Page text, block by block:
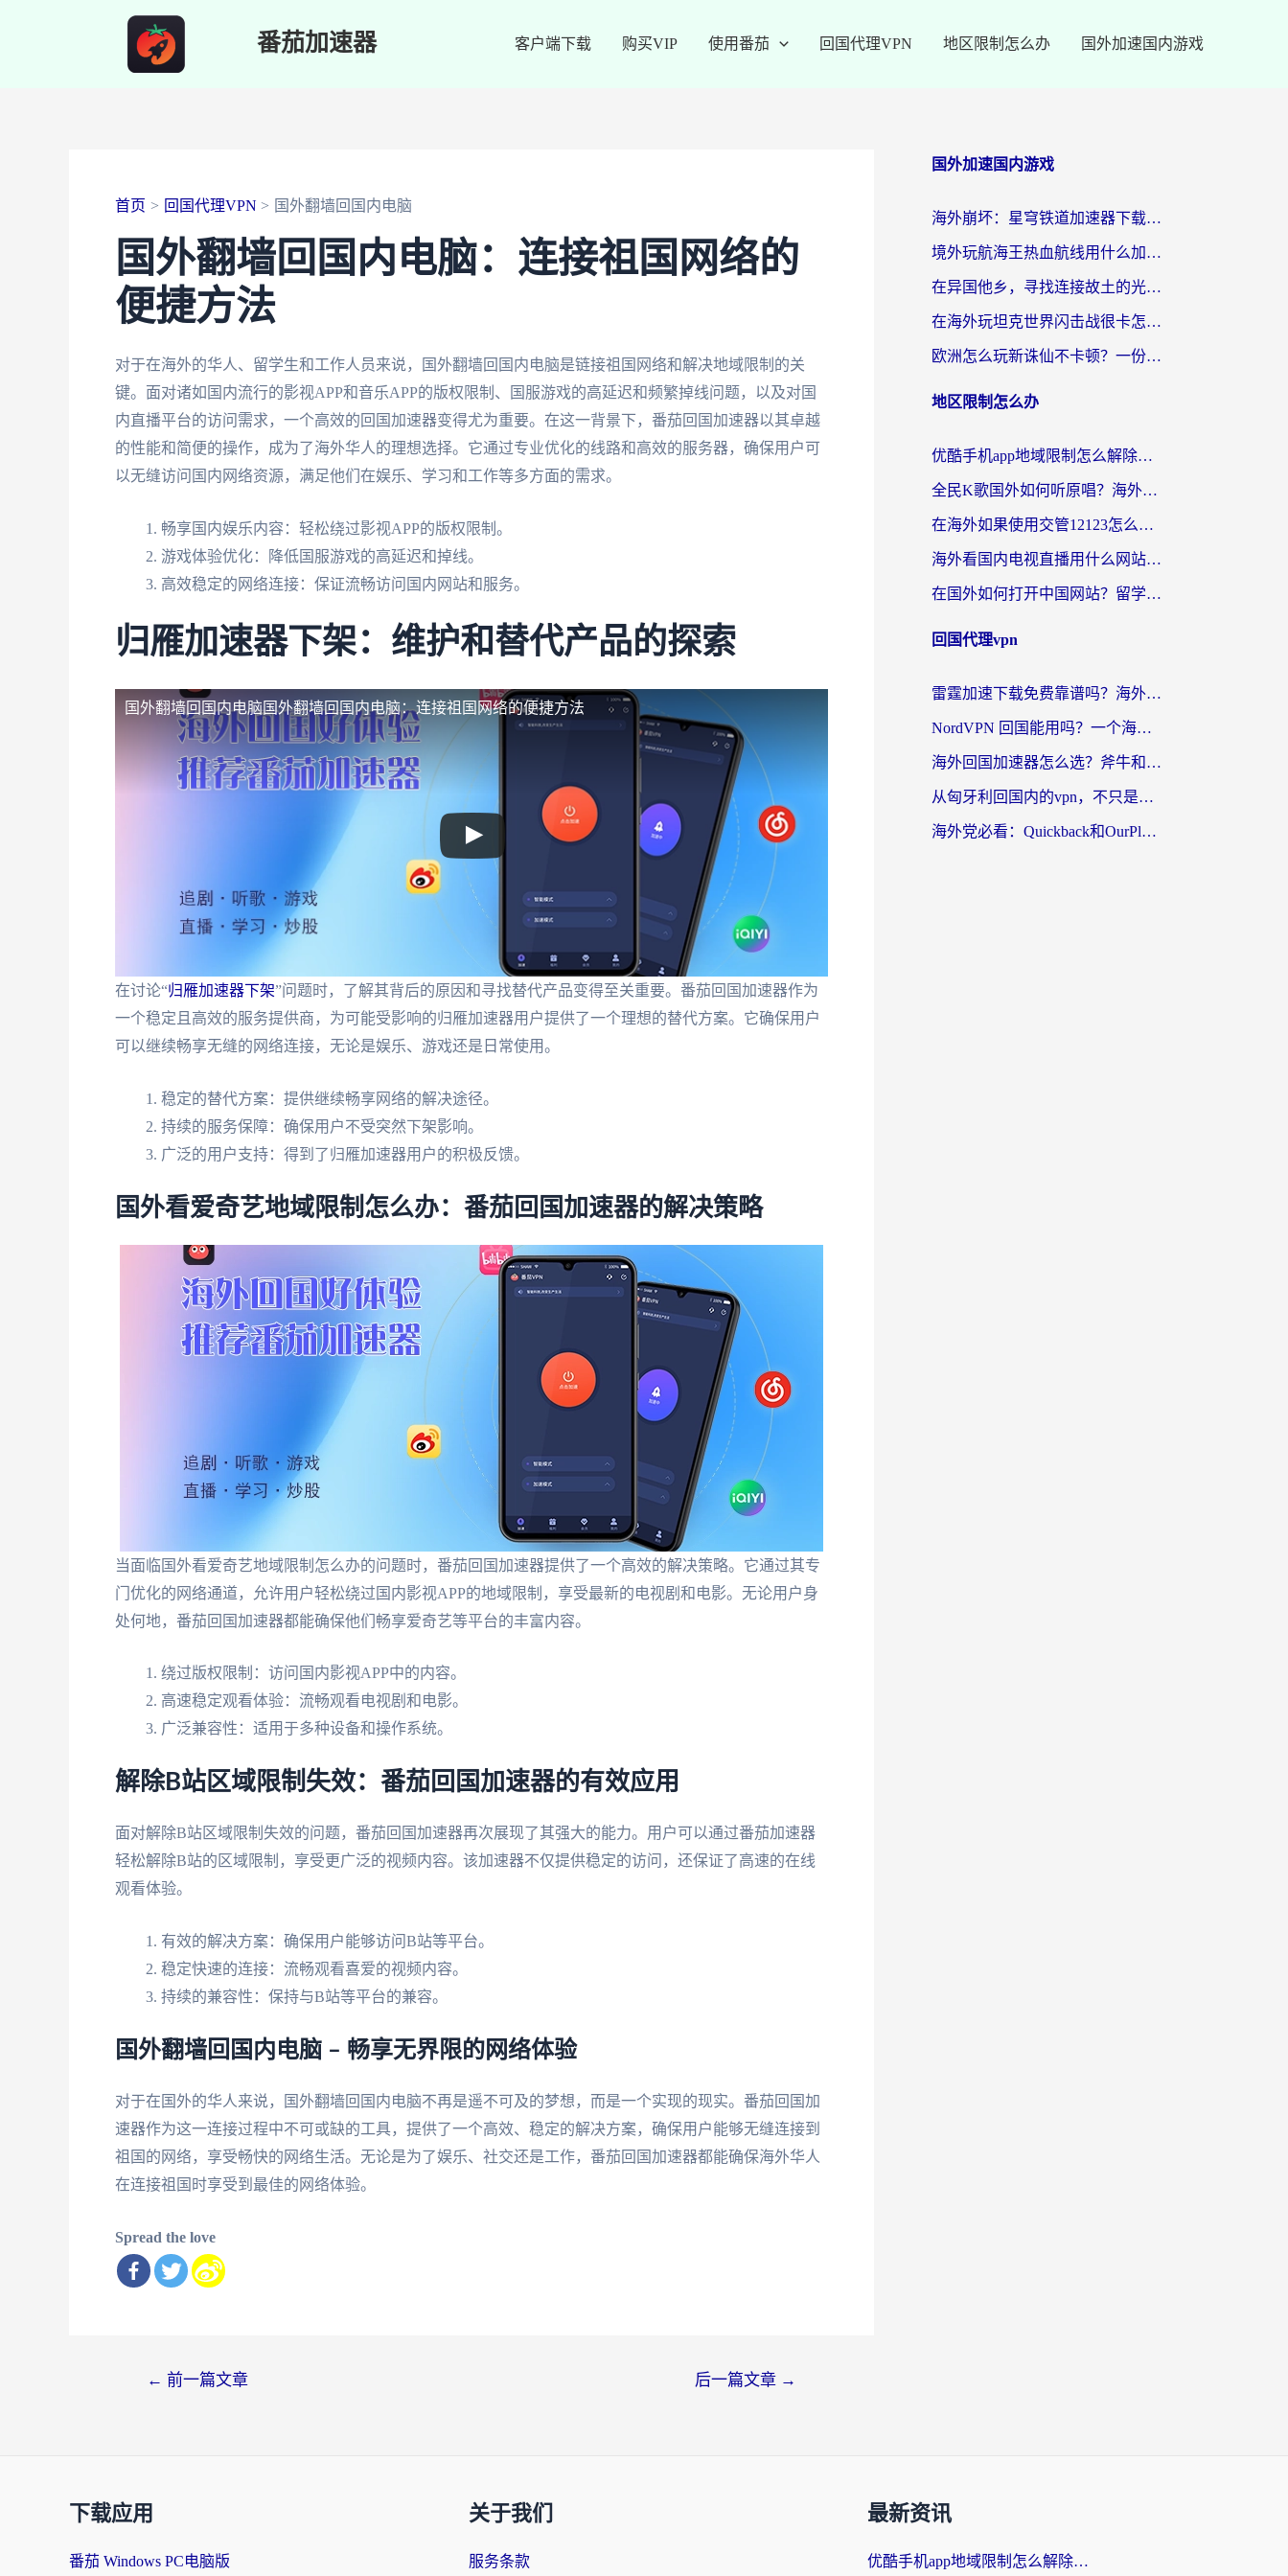
番茄加速器 客户端下载 购买VIP 使用番茄 回国代理VPN 地区限制怎么办 国外加速国内游戏
首页 回国代理VPN 国外翻墙回国内电脑
国外翻墙回国内电脑：连接祖国网络的
便捷方法
对于在海外的华人、留学生和工作人员来说，国外翻墙回国内电脑是链接祖国网络和解决地域限制的关
键。面对诸如国内流行的影视APP和音乐APP的版权限制、国服游戏的高延迟和频繁掉线问题，以及对国
内直播平台的访问需求，一个高效的回国加速器变得尤为重要。在这一背景下，番茄回国加速器以其卓越
的性能和简便的操作，成为了海外华人的理想选择。它通过专业优化的线路和高效的服务器，确保用户可
以无缝访问国内网络资源，满足他们在娱乐、学习和工作等多方面的需求。
畅享国内娱乐内容：轻松绕过影视APP的版权限制。
游戏体验优化：降低国服游戏的高延迟和掉线。
高效稳定的网络连接：保证流畅访问国内网站和服务。
归雁加速器下架：维护和替代产品的探索
国外翻墙回国内电脑国外翻墙回国内电脑：连接祖国网络的便捷方法
在讨论“归雁加速器下架”问题时，了解其背后的原因和寻找替代产品变得至关重要。番茄回国加速器作为
一个稳定且高效的服务提供商，为可能受影响的归雁加速器用户提供了一个理想的替代方案。它确保用户
可以继续畅享无缝的网络连接，无论是娱乐、游戏还是日常使用。
稳定的替代方案：提供继续畅享网络的解决途径。
持续的服务保障：确保用户不受突然下架影响。
广泛的用户支持：得到了归雁加速器用户的积极反馈。
国外看爱奇艺地域限制怎么办：番茄回国加速器的解决策略
当面临国外看爱奇艺地域限制怎么办的问题时，番茄回国加速器提供了一个高效的解决策略。它通过其专
门优化的网络通道，允许用户轻松绕过国内影视APP的地域限制，享受最新的电视剧和电影。无论用户身
处何地，番茄回国加速器都能确保他们畅享爱奇艺等平台的丰富内容。
绕过版权限制：访问国内影视APP中的内容。
高速稳定观看体验：流畅观看电视剧和电影。
广泛兼容性：适用于多种设备和操作系统。
解除B站区域限制失效：番茄回国加速器的有效应用
面对解除B站区域限制失效的问题，番茄回国加速器再次展现了其强大的能力。用户可以通过番茄加速器
轻松解除B站的区域限制，享受更广泛的视频内容。该加速器不仅提供稳定的访问，还保证了高速的在线
观看体验。
有效的解决方案：确保用户能够访问B站等平台。
稳定快速的连接：流畅观看喜爱的视频内容。
持续的兼容性：保持与B站等平台的兼容。
国外翻墙回国内电脑 – 畅享无界限的网络体验
对于在国外的华人来说，国外翻墙回国内电脑不再是遥不可及的梦想，而是一个实现的现实。番茄回国加
速器作为这一连接过程中不可或缺的工具，提供了一个高效、稳定的解决方案，确保用户能够无缝连接到
祖国的网络，享受畅快的网络生活。无论是为了娱乐、社交还是工作，番茄回国加速器都能确保海外华人
在连接祖国时享受到最佳的网络体验。
Spread the love
← 前一篇文章 后一篇文章 →
国外加速国内游戏
海外崩坏：星穹铁道加速器下载安装：一份给游子的终极网络指南
境外玩航海王热血航线用什么加速器？2026海外玩家实测最优方案（附欧洲问道堡垒前线加速技巧）
在异国他乡，寻找连接故土的光明大陆免费加速器
在海外玩坦克世界闪击战很卡怎么办？老玩家亲测有效的加速器选择指南
欧洲怎么玩新诛仙不卡顿？一份给海外游子的国服游戏畅玩指南
地区限制怎么办
优酷手机app地域限制怎么解除？海外党亲测有效的追剧方案
全民K歌国外如何听原唱？海外党亲测有效的回国加速器选择指南
在海外如果使用交管12123怎么处理？留学生亲测有效的回国加速方案
海外看国内电视直播用什么网站比较好？一篇解决你所有追剧难题的实用指南
在国外如何打开中国网站？留学生与海外华人的无缝访问指南
回国代理vpn
雷霆加速下载免费靠谱吗？海外党选回国加速器的避坑指南（附热门工具对比）
NordVPN 回国能用吗？一个海外用户必须面对的真实困境
海外回国加速器怎么选？斧牛和海龟哪个好？一篇帮你避开坑的实用指南
从匈牙利回国内的vpn，不只是为了刷剧那么简单
海外党必看：Quickback和OurPlay好用吗？3分钟选对回国加速器，无缝刷剧玩游戏
下载应用
番茄 Windows PC电脑版
关于我们
服务条款
最新资讯
优酷手机app地域限制怎么解除？海外党亲测有效的追剧方案